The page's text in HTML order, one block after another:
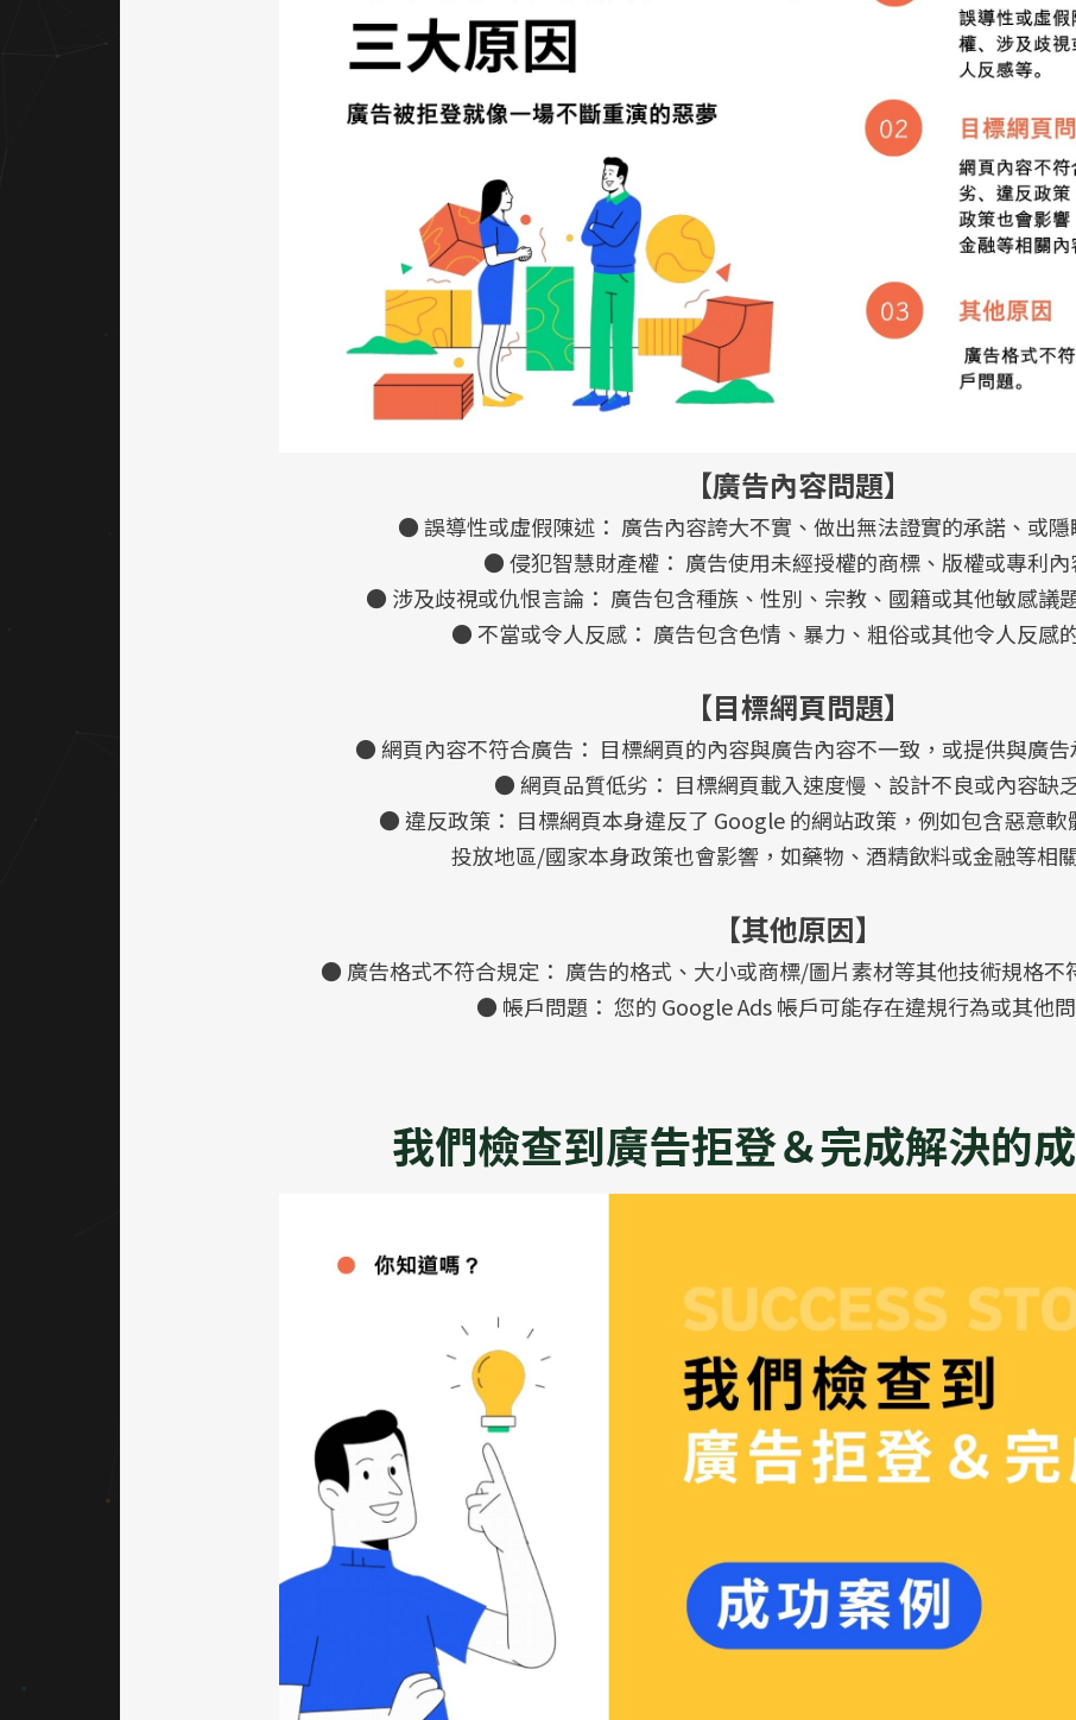
【廣告內容問題】
● 誤導性或虛假陳述： 廣告內容誇大不實、做出無法證實的承諾、或隱
● 侵犯智慧財產權： 廣告使用未經授權的商標、版權或專利內
● 涉及歧視或仇恨言論： 廣告包含種族、性別、宗教、國籍或其他敏感議
● 不當或令人反感： 廣告包含色情、暴力、粗俗或其他令人反感
【目標網頁問題】
● 網頁內容不符合廣告： 目標網頁的內容與廣告內容不一致，或提供與廣告
● 網頁品質低劣： 目標網頁載入速度慢、設計不良或內容缺
● 違反政策： 目標網頁本身違反了 Google 的網站政策，例如包含惡意軟
投放地區/國家本身政策也會影響，如藥物、酒精飲料或金融等相
【其他原因】
● 廣告格式不符合規定： 廣告的格式、大小或商標/圖片素材等其他技術規格不
● 帳戶問題： 您的 Google Ads 帳戶可能存在違規行為或其他問
我們檢查到廣告拒登＆完成解決的